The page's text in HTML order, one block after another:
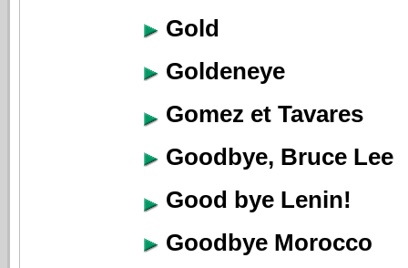
Gold
Goldeneye
Gomez et Tavares
Goodbye, Bruce Lee
Good bye Lenin!
Goodbye Morocco